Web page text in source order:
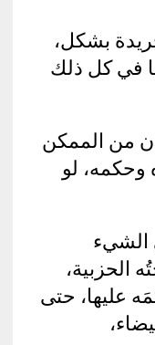
بشكل،
في كل ذلك
من الممكن
لو
الشيء
الحزبية،
عليها، حتى